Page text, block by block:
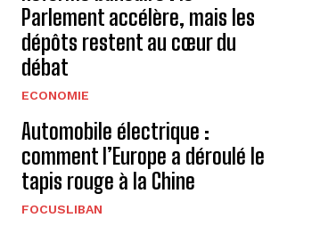
Parlement accélère, mais les
dépôts restent au cœur du
débat
ECONOMIE
Automobile électrique :
comment l’Europe a déroulé le
tapis rouge à la Chine
FOCUSLIBAN